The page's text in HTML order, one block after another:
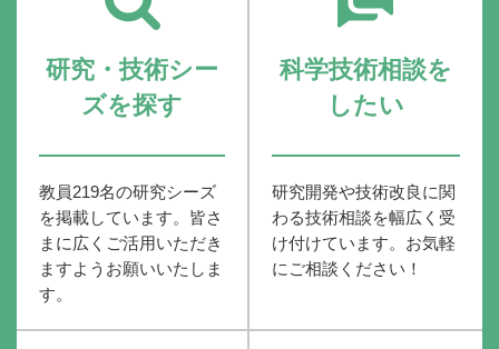
研究・技術シー
ズを探す
教員219名の研究シーズ
を掲載しています。皆さ
まに広くご活用いただき
ますようお願いいたしま
す。
科学技術相談を
したい
研究開発や技術改良に関
わる技術相談を幅広く受
け付けています。お気軽
にご相談ください！